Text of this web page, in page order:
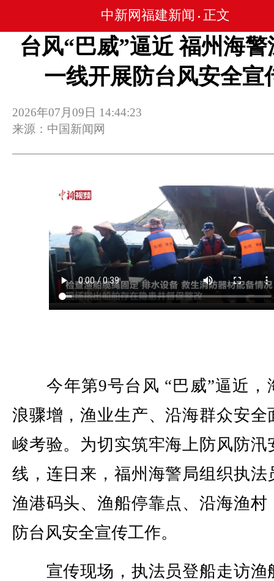
中新网福建新闻 • 正文
台风“巴威”逼近 福州海警
一线开展防台风安全宣
2026年07月09日 14:44:23
来源：中国新闻网
今年第9号台风 “巴威”逼近，
浪骤增，渔业生产、沿海群众安全
峻考验。为切实筑牢海上防风防汛
线，连日来，福州海警局组织执法
渔港码头、渔船停靠点、沿海渔村
防台风安全宣传工作。
宣传现场，执法员登船走访渔